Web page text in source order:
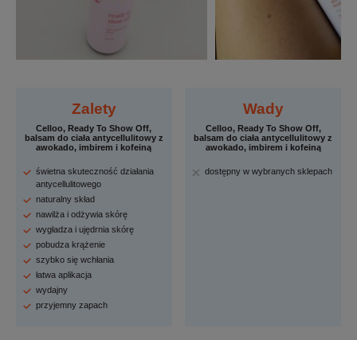
Zalety
Celloo, Ready To Show Off,
balsam do ciała antycellulitowy z
awokado, imbirem i kofeiną
świetna skuteczność działania
antycellulitowego
naturalny skład
nawilża i odżywia skórę
wygładza i ujędrnia skórę
pobudza krążenie
szybko się wchłania
łatwa aplikacja
wydajny
przyjemny zapach
Wady
Celloo, Ready To Show Off,
balsam do ciała antycellulitowy z
awokado, imbirem i kofeiną
dostępny w wybranych sklepach